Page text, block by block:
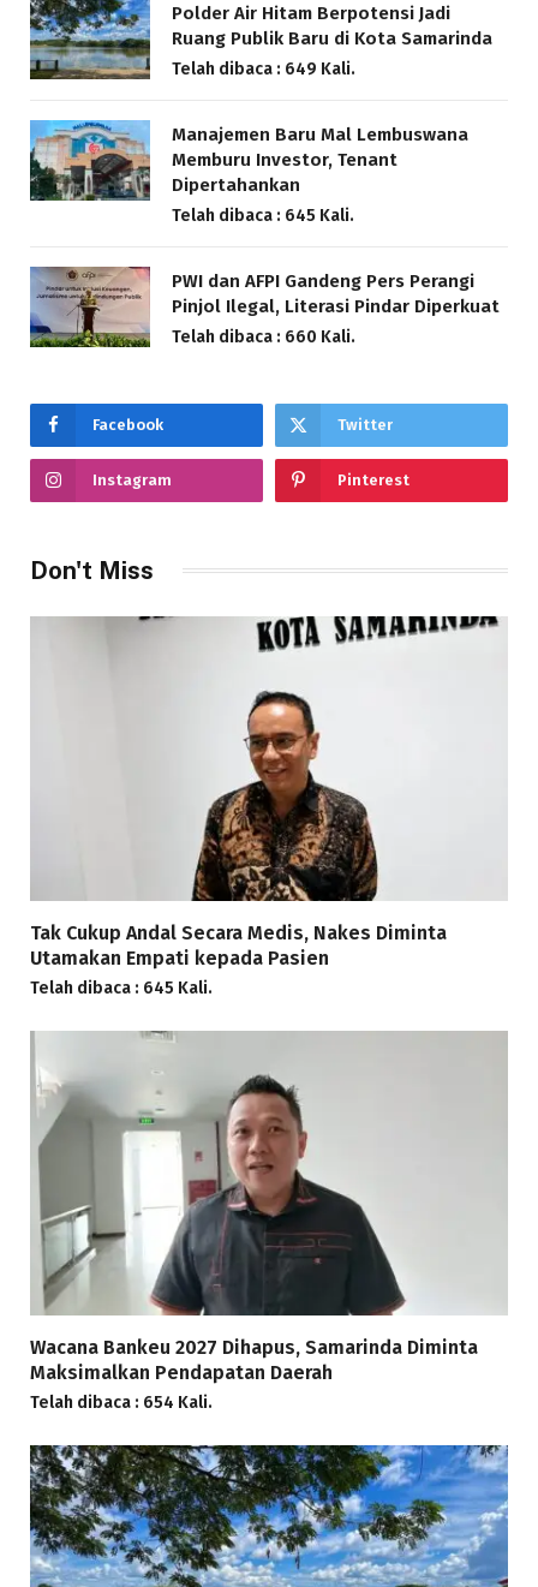
Polder Air Hitam Berpotensi Jadi
Ruang Publik Baru di Kota Samarinda
Telah dibaca : 649 Kali.
Manajemen Baru Mal Lembuswana
Memburu Investor, Tenant
Dipertahankan
Telah dibaca : 645 Kali.
PWI dan AFPI Gandeng Pers Perangi
Pinjol Ilegal, Literasi Pindar Diperkuat
Telah dibaca : 660 Kali.
Facebook Twitter
Instagram Pinterest
Don't Miss
Tak Cukup Andal Secara Medis, Nakes Diminta
Utamakan Empati kepada Pasien
Telah dibaca : 645 Kali.
Wacana Bankeu 2027 Dihapus, Samarinda Diminta
Maksimalkan Pendapatan Daerah
Telah dibaca : 654 Kali.